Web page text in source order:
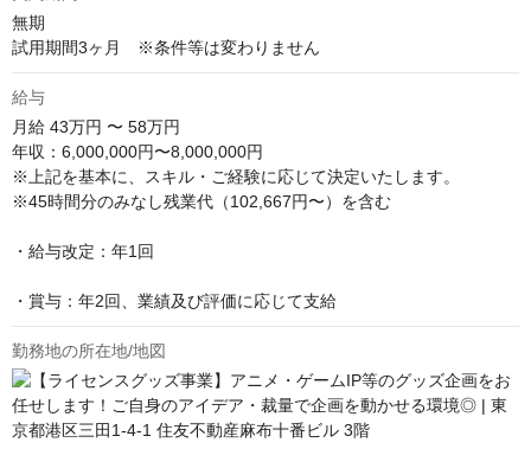
無期
試用期間3ヶ月　※条件等は変わりません
給与
月給 43万円 〜 58万円
年収：6,000,000円〜8,000,000円
※上記を基本に、スキル・ご経験に応じて決定いたします。
※45時間分のみなし残業代（102,667円〜）を含む
・給与改定：年1回
・賞与：年2回、業績及び評価に応じて支給
勤務地の所在地/地図